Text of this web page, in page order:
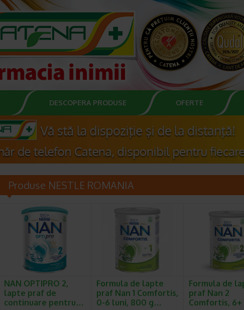
DESCOPERA PRODUSE OFERTE
Produse NESTLE ROMANIA
NAN OPTIPRO 2,
lapte praf de
continuare pentru…
Formula de lapte
praf Nan 1 Comfortis,
0-6 luni, 800 g…
Formula de
praf Nan 2
Comfortis,